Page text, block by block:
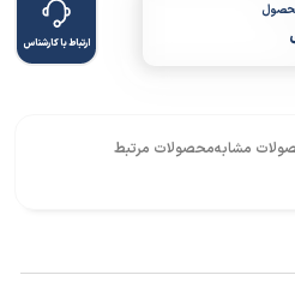
ارتباط با کارشناس
مشابهمحصولات مرتبط